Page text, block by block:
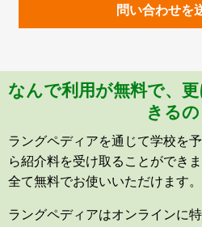
問い合わせを
なんで利用が無料で、
きるの
ラングペディアを通じて学校を
ら紹介料を受け取ることができ
全て無料でお使いいただけます。
ラングペディアはオンラインに